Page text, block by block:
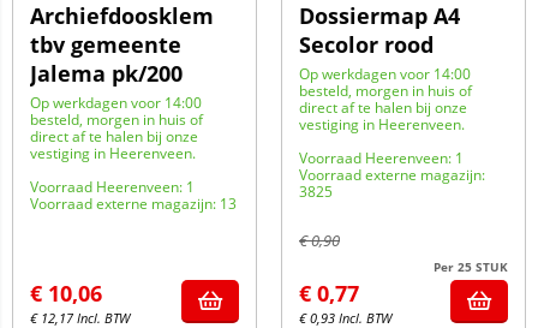
Archiefdoosklem
tbv gemeente
Jalema pk/200
Op werkdagen voor 14:00
besteld, morgen in huis of
direct af te halen bij onze
vestiging in Heerenveen.
Voorraad Heerenveen: 1
Voorraad externe magazijn: 13
€ 10,06
€ 12,17 Incl. BTW
Dossiermap A4
Secolor rood
Op werkdagen voor 14:00
besteld, morgen in huis of
direct af te halen bij onze
vestiging in Heerenveen.
Voorraad Heerenveen: 1
Voorraad externe magazijn:
3825
€0,90
Per 25 STUK
€ 0,77
€0,93 Incl. BTW